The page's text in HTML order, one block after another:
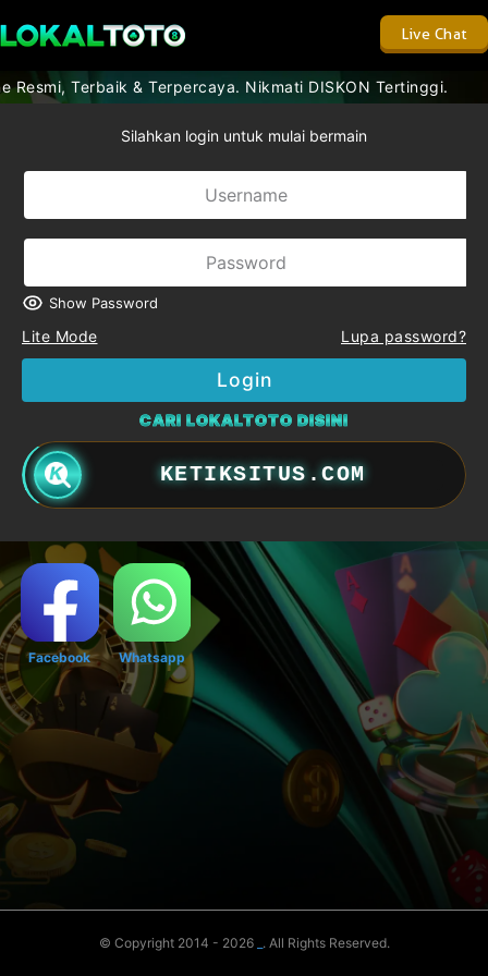
Live Chat
Terbaik & Terpercaya. Nikmati DISKON Tertinggi.
Silahkan login untuk mulai bermain
Show Password
Lite Mode Lupa password?
Login
CARI LOKALTOTO DISINI
KETIKSITUS.COM
Facebook Whatsapp
© Copyright 2014 - 2026 . All Rights Reserved.